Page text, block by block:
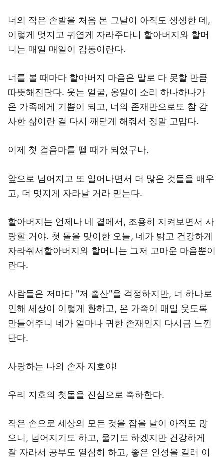
너의 작은 손발을 처음 본 그날이 아직도 생생한 데,
이렇게 멋지고 귀엽게 자라주다니 할아버지와 할머
니는 매일 매일이 감동이란다.
너를 볼 때마다 할아버지 마음은 말로 다 못할 만큼
따뜻해진단다. 웃는 얼굴, 옹알이 소리 하나하나가
온 가족에게 기쁨이 되고, 너의 존재만으로도 참 감
사한 삶이란 걸 다시 깨닫게 해줘서 정말 고맙다.
이제 첫 걸음마를 뗄 때가 되었구나.
앞으로 넘어지고 또 일어나면서 더 많은 것들을 배우
고, 더 멋지게 자라날 거라 믿는다.
할아버지는 언제나 네 곁에서, 조용히 지켜보면서 사
랑할 거야. 첫 돌을 맞이한 오늘, 네가 밝고 건강하게
자라줘서할아버지와 할머니는 그저 고마운 마음뿐이
란다.
사람들은 저마다 "저 출산"을 걱정하지만, 너 하나로
인해 세상이 이렇게 환하고, 온 가족이 매일 웃도록
만들어주니 네가 얼마나 귀한 존재인지 다시금 느낀
단다.
사랑하는 나의 손자 지호야!
우리 지호의 첫돌을 진심으로 축하한다.
작은 손으로 세상의 모든 것을 잡을 날이 아직도 많
으니, 넘어지기도 하고, 울기도 하겠지만 건강하게
잘 자라서 공부도 열심히 하고, 좋은 인성을 길러 이